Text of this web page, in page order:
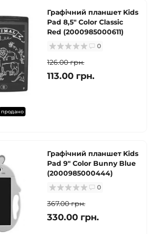
продано
Графічний планшет Kids
Pad 8,5" Color Classic
Red (2000985000611)
0
126.00 грн.
113.00 грн.
Графічний планшет Kids
Pad 9" Color Bunny Blue
(2000985000444)
0
367.00 грн.
330.00 грн.